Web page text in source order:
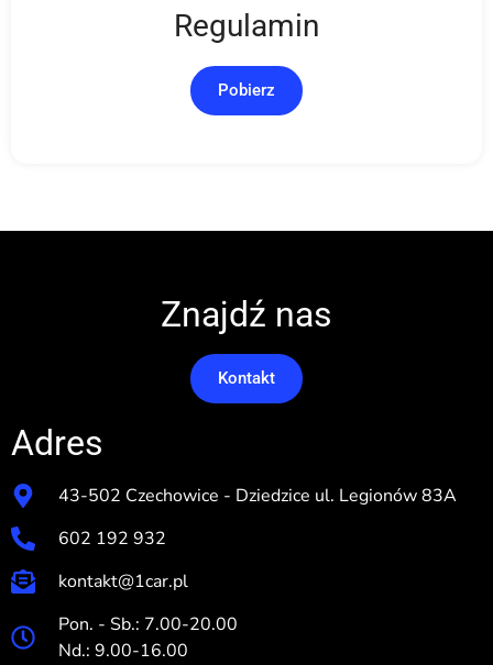
Regulamin
Pobierz
Znajdź nas
Kontakt
Adres
43-502 Czechowice - Dziedzice ul. Legionów 83A
602 192 932
kontakt@1car.pl
Pon. - Sb.: 7.00-20.00
Nd.: 9.00-16.00